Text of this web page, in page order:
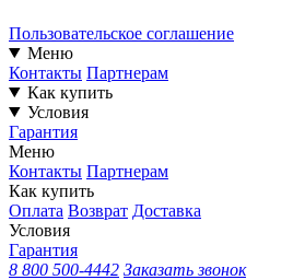
Пользовательское соглашение
Меню
Контакты Партнерам
Как купить
Условия
Гарантия
Меню
Контакты Партнерам
Как купить
Оплата Возврат Доставка
Условия
Гарантия
8 800 500-4442 Заказать звонок